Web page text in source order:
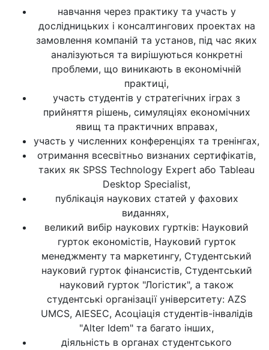
навчання через практику та участь у
дослідницьких і консалтингових проектах на
замовлення компаній та установ, під час яких
аналізуються та вирішуються конкретні
проблеми, що виникають в економічній
практиці,
участь студентів у стратегічних іграх з
прийняття рішень, симуляціях економічних
явищ та практичних вправах,
участь у численних конференціях та тренінгах,
отримання всесвітньо визнаних сертифікатів,
таких як SPSS Technology Expert або Tableau
Desktop Specialist,
публікація наукових статей у фахових
виданнях,
великий вибір наукових гуртків: Науковий
гурток економістів, Науковий гурток
менеджменту та маркетингу, Студентський
науковий гурток фінансистів, Студентський
науковий гурток "Логістик", а також
студентські організації університету: AZS
UMCS, AIESEC, Асоціація студентів-інвалідів
"Alter Idem" та багато інших,
діяльність в органах студентського